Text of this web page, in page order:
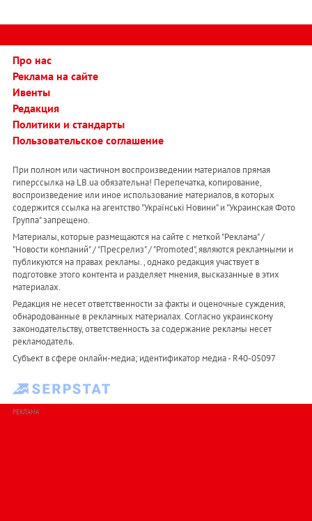
Про нас
Реклама на сайте
Ивенты
Редакция
Политики и стандарты
Пользовательское соглашение
При полном или частичном воспроизведении материалов прямая
гиперссылка на LB.ua обязательна! Перепечатка, копирование,
воспроизведение или иное использование материалов, в которых
содержится ссылка на агентство "Українськi Новини" и "Украинская Фото
Группа" запрещено.
Материалы, которые размещаются на сайте с меткой "Реклама" /
"Новости компаний" / "Пресрелиз" / "Promoted", являются рекламными и
публикуются на правах рекламы. , однако редакция участвует в
подготовке этого контента и разделяет мнения, высказанные в этих
материалах.
Редакция не несет ответственности за факты и оценочные суждения,
обнародованные в рекламных материалах. Согласно украинскому
законодательству, ответственность за содержание рекламы несет
рекламодатель.
Субъект в сфере онлайн-медиа; идентификатор медиа - R40-05097
РЕКЛАМА